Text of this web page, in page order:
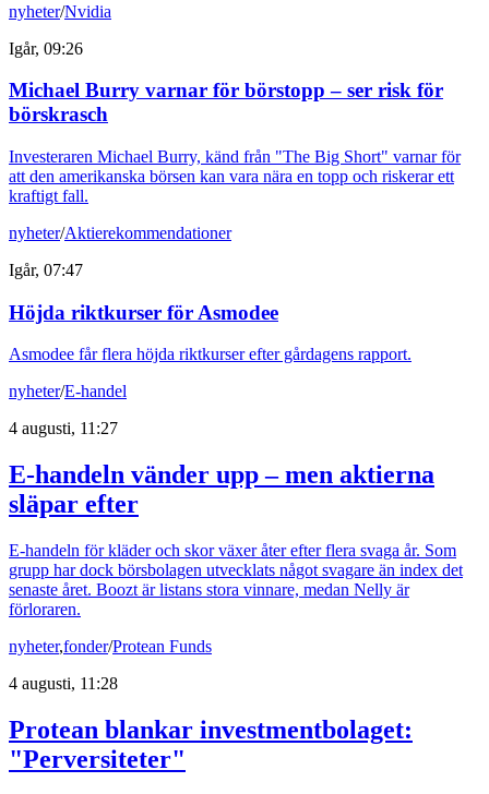
nyheter/Nvidia
Igår, 09:26
Michael Burry varnar för börstopp – ser risk för
börskrasch
Investeraren Michael Burry, känd från "The Big Short" varnar för
att den amerikanska börsen kan vara nära en topp och riskerar ett
kraftigt fall.
nyheter/Aktierekommendationer
Igår, 07:47
Höjda riktkurser för Asmodee
Asmodee får flera höjda riktkurser efter gårdagens rapport.
nyheter/E-handel
4 augusti, 11:27
E-handeln vänder upp – men aktierna
släpar efter
E-handeln för kläder och skor växer åter efter flera svaga år. Som
grupp har dock börsbolagen utvecklats något svagare än index det
senaste året. Boozt är listans stora vinnare, medan Nelly är
förloraren.
nyheter,fonder/Protean Funds
4 augusti, 11:28
Protean blankar investmentbolaget:
"Perversiteter"